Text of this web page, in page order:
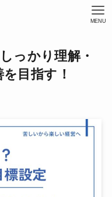
MENU
っかり理解・
目指す！